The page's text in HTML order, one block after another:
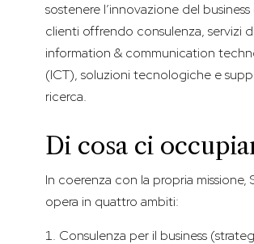
sostenere l’innovazione del
clienti offrendo consulenza, servizi di
information & communication
(ICT), soluzioni tecnologiche e
ricerca.
Di cosa ci
In coerenza con la propria missione,
opera in quattro ambiti:
Consulenza per il business